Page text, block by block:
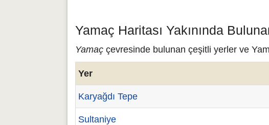
Yamaç Haritası Yakınında
Yamaç çevresinde bulunan çeşitli yerler ve
Yer
Karyağdı Tepe
Sultaniye